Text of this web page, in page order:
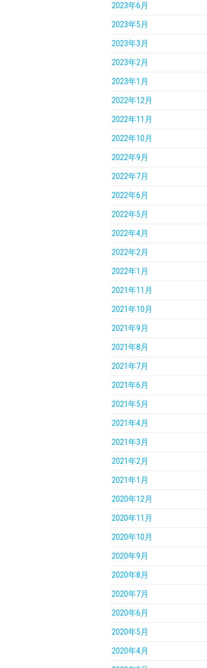
2023年6月
2023年5月
2023年3月
2023年2月
2023年1月
2022年12月
2022年11月
2022年10月
2022年9月
2022年7月
2022年6月
2022年5月
2022年4月
2022年2月
2022年1月
2021年11月
2021年10月
2021年9月
2021年8月
2021年7月
2021年6月
2021年5月
2021年4月
2021年3月
2021年2月
2021年1月
2020年12月
2020年11月
2020年10月
2020年9月
2020年8月
2020年7月
2020年6月
2020年5月
2020年4月